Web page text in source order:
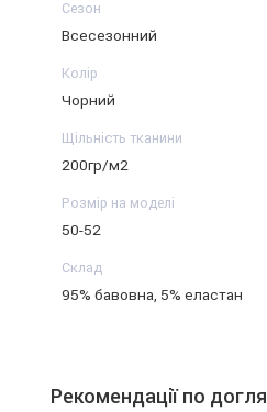
Сезон
Всесезонний
Колір
Чорний
Щільність тканини
200гр/м2
Розмір на моделі
50-52
Склад
95% бавовна, 5% еластан
Рекомендації по